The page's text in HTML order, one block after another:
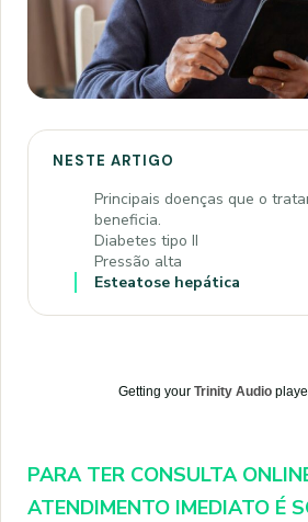
NESTE ARTIGO
Principais doenças que o
beneficia.
Diabetes tipo II
Pressão alta
Esteatose hepática
Getting your Trinity Audio
PARA TER CONSULTA
ATENDIMENTO IMEDIATO É